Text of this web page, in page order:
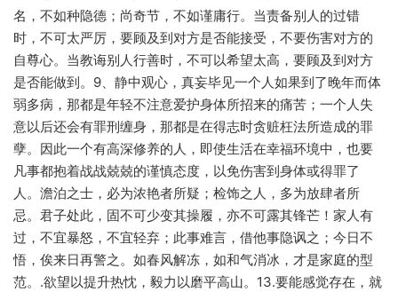
名，不如种隐德；尚奇节，不如谨庸行。当责备别人的过错
时，不可太严厉，要顾及到对方是否能接受，不要伤害对方的
自尊心。当教诲别人行善时，不可以希望太高，要顾及到对方
是否能做到。9、静中观心，真妄毕见一个人如果到了晚年而体
弱多病，那都是年轻不注意爱护身体所招来的痛苦；一个人失
意以后还会有罪刑缠身，那都是在得志时贪赃枉法所造成的罪
孽。因此一个有高深修养的人，即使生活在幸福环境中，也要
凡事都抱着战战兢兢的谨慎态度，以免伤害到身体或得罪了
人。澹泊之士，必为浓艳者所疑；检饰之人，多为放肆者所
忌。君子处此，固不可少变其操履，亦不可露其锋芒！家人有
过，不宜暴怒，不宜轻弃；此事难言，借他事隐讽之；今日不
悟，俟来日再警之。如春风解冻，如和气消冰，才是家庭的型
范。.欲望以提升热忱，毅力以磨平高山。13.要能感觉存在，就